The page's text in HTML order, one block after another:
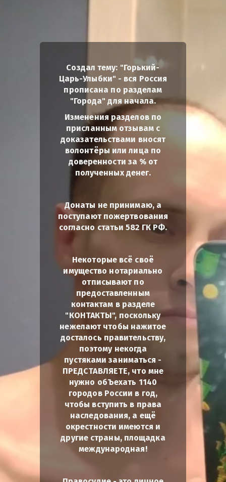
Создал тему: "Горький-
Царь-Улыбки" - вся Россия
прописана по разделам
"Города" для начала.
Изменения разделов по
присланным отзывам с
доказательствами вносят
волонтёры или лица по
доверенности за % от
полученных денег.
Донаты не принимаю, а
поступают пожертвования
согласно статьи 582 ГК РФ.
Некоторые всё своё
имущество нотариально
отписывают по
предоставленным
контактам в разделе
"КОНТАКТЫ", поскольку
нежелают чтобы нажитое
досталось правительству,
поэтому некогда
пустяками заниматься -
ПРЕДСТАВЛЯЕТЕ, что мне
нужно обЪехать 1140
городов России в год,
чтобы вступить в права
наследования, а ещё
окрестности имеются и
другие страны, площадка
международная!